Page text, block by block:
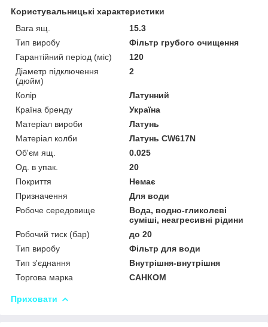
Користувальницькі характеристики
Вага ящ.
15.3
Тип виробу
Фільтр грубого очищення
Гарантійний період (міс)
120
Діаметр підключення
(дюйм)
2
Колір
Латунний
Країна бренду
Україна
Матеріал вироби
Латунь
Матеріал колби
Латунь CW617N
Об'єм ящ.
0.025
Од. в упак.
20
Покриття
Немає
Призначення
Для води
Робоче середовище
Вода, водно-гликолеві
суміші, неагресивні рідини
Робочий тиск (бар)
до 20
Тип виробу
Фільтр для води
Тип з'єднання
Внутрішня-внутрішня
Торгова марка
САНКОМ
Приховати